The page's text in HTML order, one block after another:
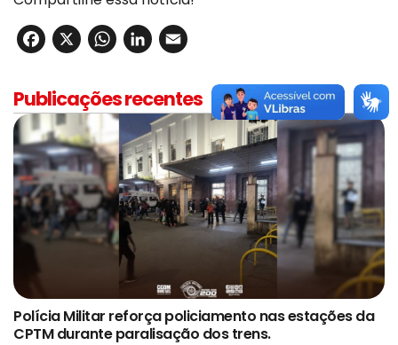
Facebook
X WhatsApp
LinkedIn
Publicações recentes
Polícia Militar reforça policiamento nas estações da
CPTM durante paralisação dos trens.